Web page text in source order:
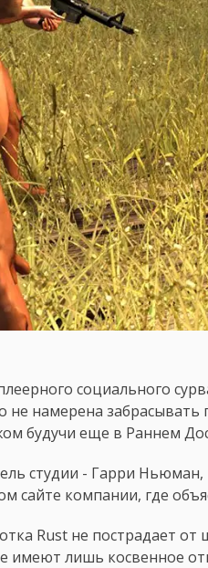
социального
не намерена
будучи еще в Раннем
студии - Гарри
сайте компании, где
Rust не пострадает
имеют лишь косвенное